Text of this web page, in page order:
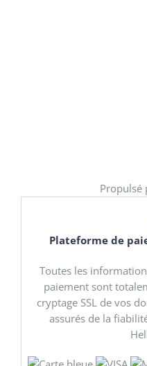
Propulsé
Plateforme de
Toutes les
paiement sont
cryptage SSL de vos
assurés de la